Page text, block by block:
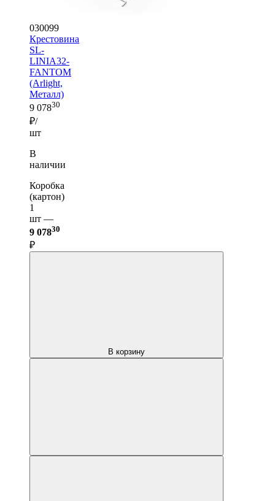
030099
Крестовина
SL-
LINIA32-
FANTOM
(Arlight,
Металл)
9 07830
₽/
шт
В
наличии
Коробка
(картон)
1
шт —
9 07830
₽
В корзину